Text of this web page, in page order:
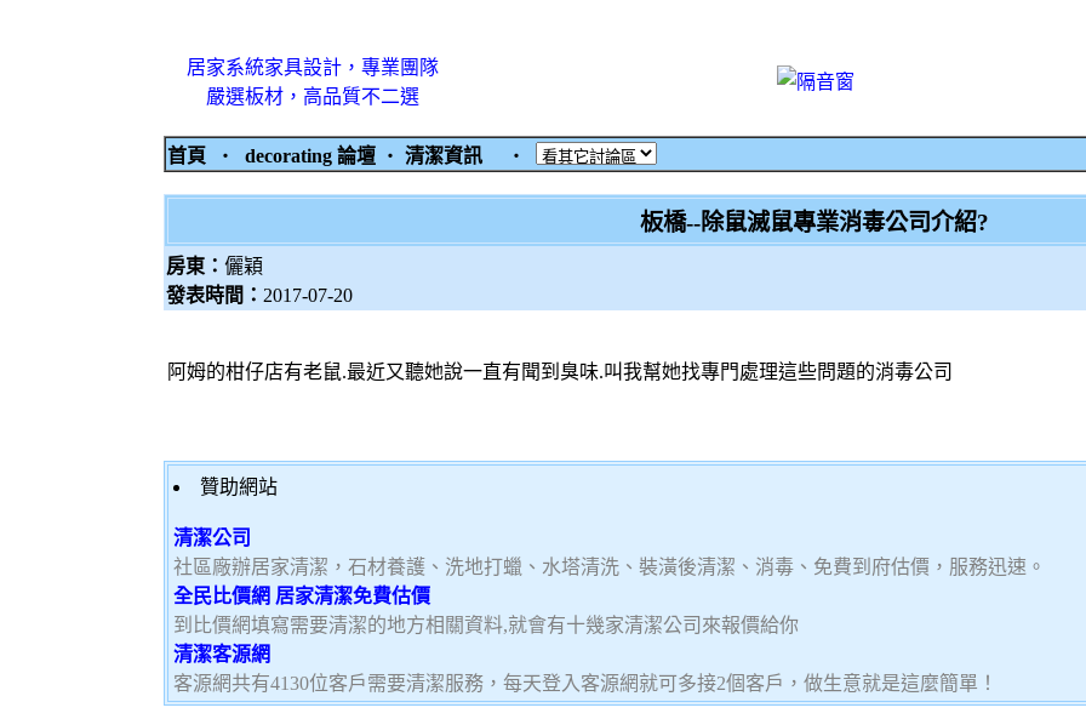
居家系統家具設計，專業團隊
嚴選板材，高品質不二選
首頁 ‧ decorating 論壇 ‧ 清潔資訊 ‧
板橋--除鼠滅鼠專業消毒公司介紹?
房東： 儷穎
發表時間： 2017-07-20
阿姆的柑仔店有老鼠.最近又聽她說一直有聞到臭味.叫我幫她找專門處理這些問題的消毒公司
贊助網站
清潔公司
社區廠辦居家清潔，石材養護、洗地打蠟、水塔清洗、裝潢後清潔、消毒、免費到府估價，服務迅速。
全民比價網 居家清潔免費估價
到比價網填寫需要清潔的地方相關資料,就會有十幾家清潔公司來報價給你
清潔客源網
客源網共有4130位客戶需要清潔服務，每天登入客源網就可多接2個客戶，做生意就是這麼簡單！